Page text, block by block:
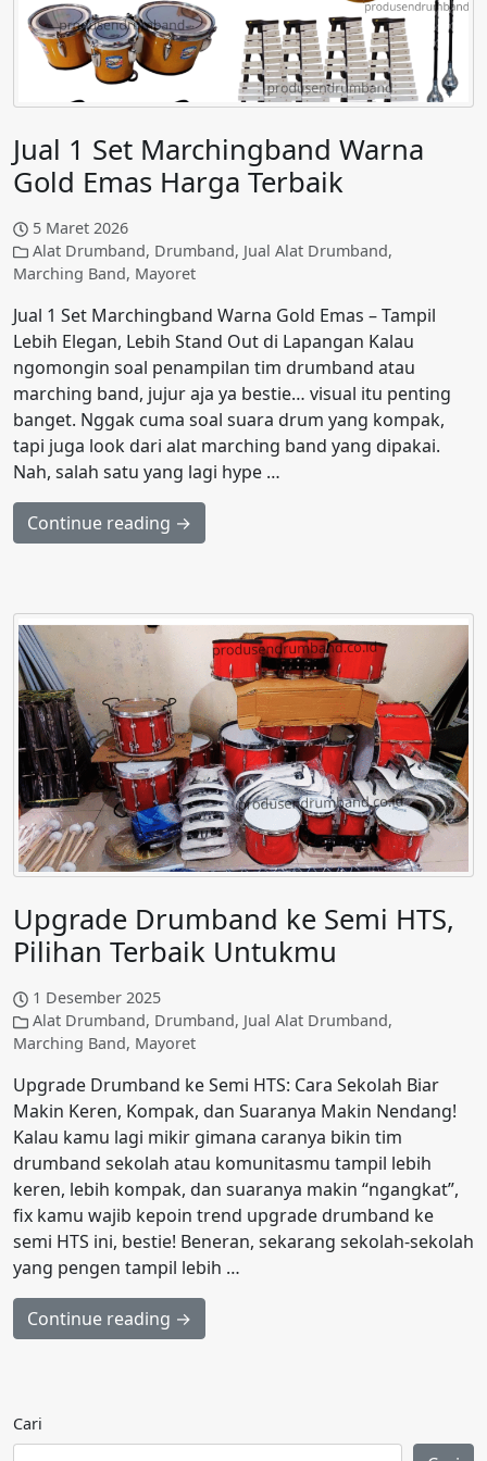
Jual 1 Set Marchingband Warna
Gold Emas Harga Terbaik
5 Maret 2026
Alat Drumband, Drumband, Jual Alat Drumband,
Marching Band, Mayoret
Jual 1 Set Marchingband Warna Gold Emas – Tampil
Lebih Elegan, Lebih Stand Out di Lapangan Kalau
ngomongin soal penampilan tim drumband atau
marching band, jujur aja ya bestie… visual itu penting
banget. Nggak cuma soal suara drum yang kompak,
tapi juga look dari alat marching band yang dipakai.
Nah, salah satu yang lagi hype …
Continue reading →
Upgrade Drumband ke Semi HTS,
Pilihan Terbaik Untukmu
1 Desember 2025
Alat Drumband, Drumband, Jual Alat Drumband,
Marching Band, Mayoret
Upgrade Drumband ke Semi HTS: Cara Sekolah Biar
Makin Keren, Kompak, dan Suaranya Makin Nendang!
Kalau kamu lagi mikir gimana caranya bikin tim
drumband sekolah atau komunitasmu tampil lebih
keren, lebih kompak, dan suaranya makin “ngangkat”,
fix kamu wajib kepoin trend upgrade drumband ke
semi HTS ini, bestie! Beneran, sekarang sekolah-sekolah
yang pengen tampil lebih …
Continue reading →
Cari